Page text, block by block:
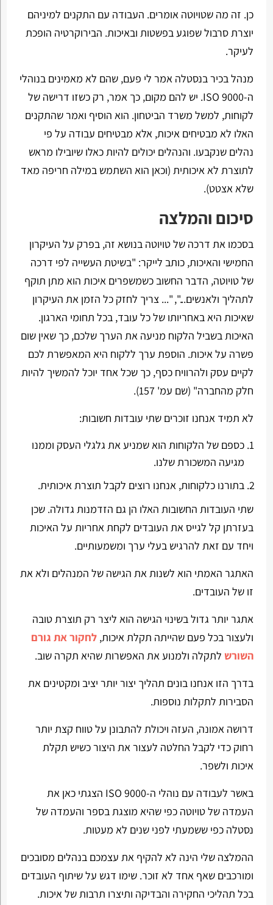
כן. זה מה שטויוטה אומרים. העבודה עם התקנים למיניהם
יוצרת סרבול שפוגע בפשטות ובאיכות. הבירוקרטיה הופכת
לעיקר.
מנהל בכיר בנסטלה אמר לי פעם, שהם לא מאמינים בנוהלי
ה-ISO 9000. יש להם מקום, כך אמר, רק כשזו דרישה של
לקוחות, למשל משרד הביטחון. הוא הוסיף ואמר שהתקנים
האלו לא מבטיחים איכות, אלא מבטיחים עבודה על פי
נהלים שנקבעו. והנהלים יכולים להיות כאלו שיובילו מראש
לתוצרת לא איכותית (וכאן הוא השתמש במילה חריפה מאד
שלא אצטט).
סיכום והמלצה
בסכמו את דרכה של טויוטה בנושא זה, בפרק על העיקרון
החמישי והאיכות, כותב לייקר: "בשיטת העשייה לפי דרכה
של טויוטה, הדבר החשוב כשמשפרים איכות הוא מתן תוקף
לתהליך ולאנשים...", "... צריך לחזק כל הזמן את העיקרון
שאיכות היא באחריותו של כל עובד, בכל תחומי הארגון.
האיכות בשביל הלקוח מניעה את הערך שלכם, כך שאין שום
פשרה על איכות. הוספת ערך ללקוח היא המאפשרת לכם
לקיים עסק ולהרוויח כסף, כך שכל אחד יוכל להמשיך להיות
חלק מהחברה" (שם עמ' 157).
לא תמיד אנחנו זוכרים שתי עובדות חשובות:
כספם של הלקוחות הוא שמניע את גלגלי העסק וממנו
מגיעה המשכורת שלנו.
בתורנו כלקוחות, אנחנו רוצים לקבל תוצרת איכותית.
שתי העובדות החשובות האלו הן גם הזדמנות גדולה. שכן
בעזרתן קל לגייס את העובדים לקחת אחריות על האיכות
ויחד עם זאת להרגיש בעלי ערך ומשמעותיים.
האתגר האמתי הוא לשנות את הגישה של המנהלים ולא את
זו של העובדים.
אתגר יותר גדול בשינוי הגישה הוא ליצר רק תוצרת טובה
ולעצור בכל פעם שהייתה תקלת איכות, לחקור את גורם
השורשלתקלה ולמנוע את האפשרות שהיא תקרה שוב.
בדרך הזו אנחנו בונים תהליך יצור יותר יציב ומקטינים את
הסבירות לתקלות נוספות.
דרושה אמונה, העזה ויכולת להתבונן על טווח קצת יותר
רחוק כדי לקבל החלטה לעצור את היצור כשיש תקלת
איכות ולשפר.
באשר לעבודה עם נוהלי ה-ISO 9000 הצגתי כאן את
העמדה של טויוטה כפי שהיא מוצגת בספר והעמדה של
נסטלה כפי ששמעתי לפני שנים לא מעטות.
ההמלצה שלי הינה לא להקיף את עצמכם בנהלים מסובכים
ומורכבים שאף אחד לא זוכר. שימו דגש על שיתוף העובדים
בכל תהליכי החקירה והבדיקה ותיצרו תרבות של איכות.